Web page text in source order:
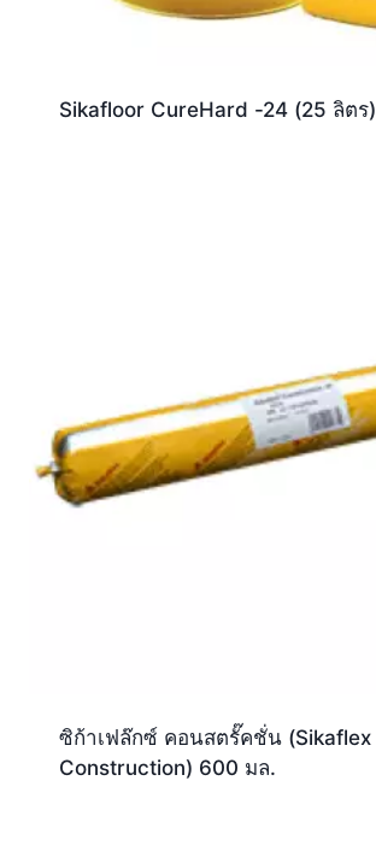
Sikafloor CureHard -24 (25 ลิตร)
ซิก้าเฟล๊กซ์ คอนสตรั๊คชั่น (Sikaflex
Construction) 600 มล.